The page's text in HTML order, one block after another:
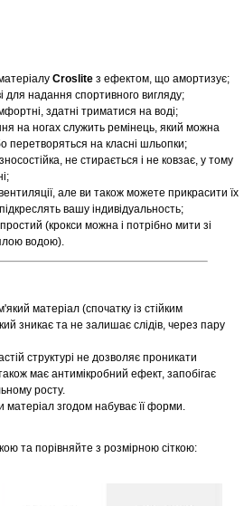
Croslite з ефектом, що амортизує;
для надання спортивного вигляду;
здатні триматися на воді;
на ногах служить ремінець, який можна
перетворяться на класні шльопки;
не стирається і не ковзає, у тому
але ви також можете прикрасити їх
підкреслять вашу індивідуальность;
(крокси можна і потрібно мити зі
водою).
матеріал (спочатку із стійким
зникає та не залишає слідів, через пару
структурі не дозволяє проникати
має антимікробний ефект, запобігає
росту.
матеріал згодом набуває її форми.
та порівняйте з розмірною сіткою: